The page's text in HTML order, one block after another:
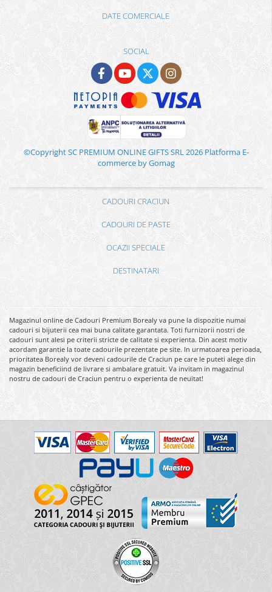
DATE COMERCIALE
SOCIAL
©Copyright SC PREMIUM ONLINE GIFTS SRL 2026 Platforma E-
commerce by Gomag
CADOURI CRACIUN
CADOURI DE PASTE
OCAZII SPECIALE
DESTINATARI
Magazinul online de Cadouri Premium Borealy va pune la dispozitie numai
cadouri si bijuterii cea mai buna calitate garantata. Toti furnizorii nostri de
cadouri sunt alesi pe criterii stricte de calitate si experienta. Din acest motiv
acordam garantie la toate cadourile prezentate pe site. In urmatoarea perioada,
prioritatea Borealy vor deveni cadourile de Craciun pe care le puteti alege din
magazin beneficiind de livrare si ambalare gratuit. Va invitam in magazinul
nostru de cadouri de Craciun pentru o experienta de neuitat!